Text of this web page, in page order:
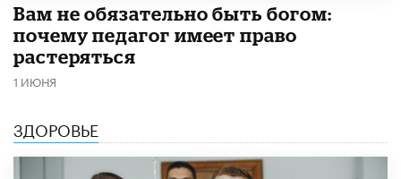
​Вам не обязательно быть богом:
почему педагог имеет право
растеряться
1 ИЮНЯ
ЗДОРОВЬЕ